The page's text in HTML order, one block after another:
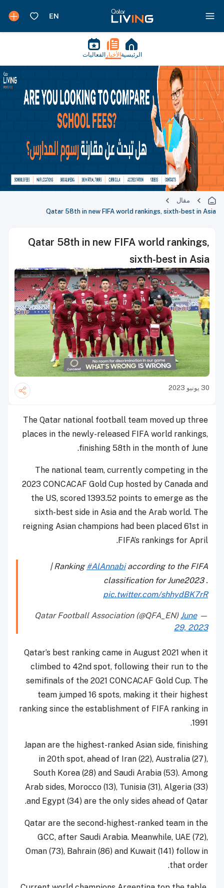
الرئيسية الأخبار الفعاليات
مقال
Qatar 58th in new FIFA world rankings, sixth-best in Asia
Qatar 58th in new FIFA world rankings,
sixth-best in Asia
30 يونيو 2023
The Qatar national football team moved up three
places in the newly-released FIFA world rankings,
finishing 58th in the month of June.
The national team, currently competing in the
2023 CONCACAF Gold Cup hosted by Canada and
the US, scored 1393.52 points to emerge as the
sixth-best side in Asia and the Arab world. The
reigning Asian champions had been placed 61st in
FIFA’s rankings for April.
| Ranking#AlAnnabiaccording to the FIFA
classification for June2023 .
pic.twitter.com/shhydBK7rR
— Qatar Football Association (@QFA_EN)
June
29, 2023
Qatar’s best ranking came in August 2021 when it
climbed to 42nd spot, following their run to the
semifinals of the 2021 CONCACAF Gold Cup. The
team jumped 16 spots, making it their highest
ranking since the establishment of FIFA ranking in
1991.
Japan are the highest-ranked Asian side, finishing
in 20th spot, ahead of Iran (22), Australia (27),
South Korea (28) and Saudi Arabia (53). Among
Arab sides, Morocco (13), Tunisia (31), Algeria (33)
and Egypt (34) are the only sides ahead of Qatar.
Qatar are the second-highest-ranked team in the
GCC, after Saudi Arabia. Meanwhile, UAE (72),
Oman (73), Bahrain (86) and Kuwait (141) follow in
that order.